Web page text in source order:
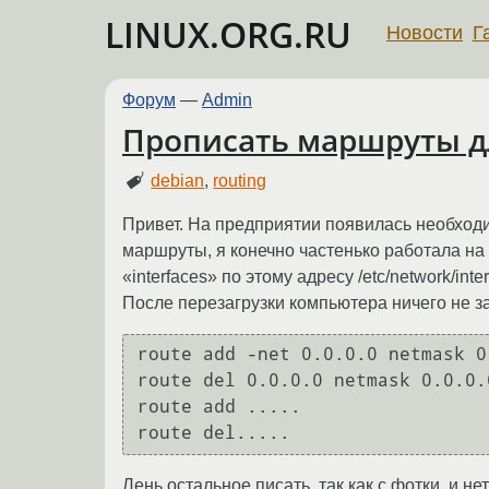
LINUX.ORG.RU Новости
Форум — Admin
Прописать маршруты
debian, routing
Привет. На предприятии появилась
маршруты, я конечно частенько работала
«interfaces» по этому адресу /etc/network/
После перезагрузки компьютера ничего не
route add -net 0.0.0.0 netmask
route del 0.0.0.0 netmask
route add .....
Лень остальное писать, так как с фотки, и